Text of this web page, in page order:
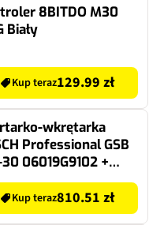
8BITDO M30
Biały
Kup teraz129.99 zł
wkrętarka
Professional GSB
06019G9102 +
BOSCH
GAL 12V-40
BOSCH
Kup teraz810.51 zł